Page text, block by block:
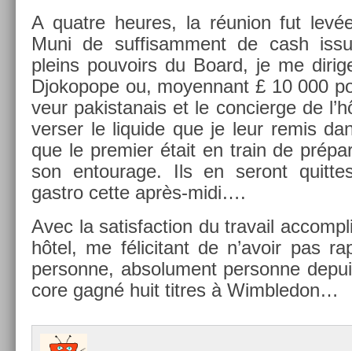
A quat­re heures, la réunion fut
Muni de suf­fisam­ment de cash
pleins pouvoirs du Board, je me
Djokopope ou, moyen­nant £ 10 000
veur pakis­tanais et le con­cier­ge de
vers­er le li­quide que je leur remis
que le pre­mi­er était en train de
son en­tourage. Ils en seront
gastro cette après-midi….
Avec la satis­fac­tion du travail
hôtel, me félicitant de n’avoir pas
per­son­ne, ab­solu­ment per­son­ne
core gagné huit tit­res à Wimbledon…